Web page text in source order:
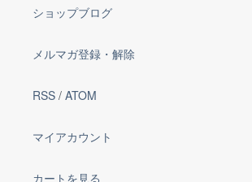
ショップブログ
メルマガ登録・解除
RSS / ATOM
マイアカウント
カートを見る